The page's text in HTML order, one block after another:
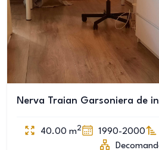
Nerva Traian Garsoniera de
40.00 m2 1990-2000